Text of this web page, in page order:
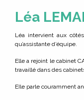
Léa
Léa intervient aux
qu’assistante d’équipe.
Elle a rejoint le cabinet
travaillé dans des
EIle parle couramment